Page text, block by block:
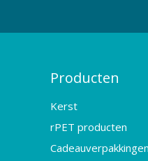
Producten
Kerst
rPET producten
Cadeauverpakkingen